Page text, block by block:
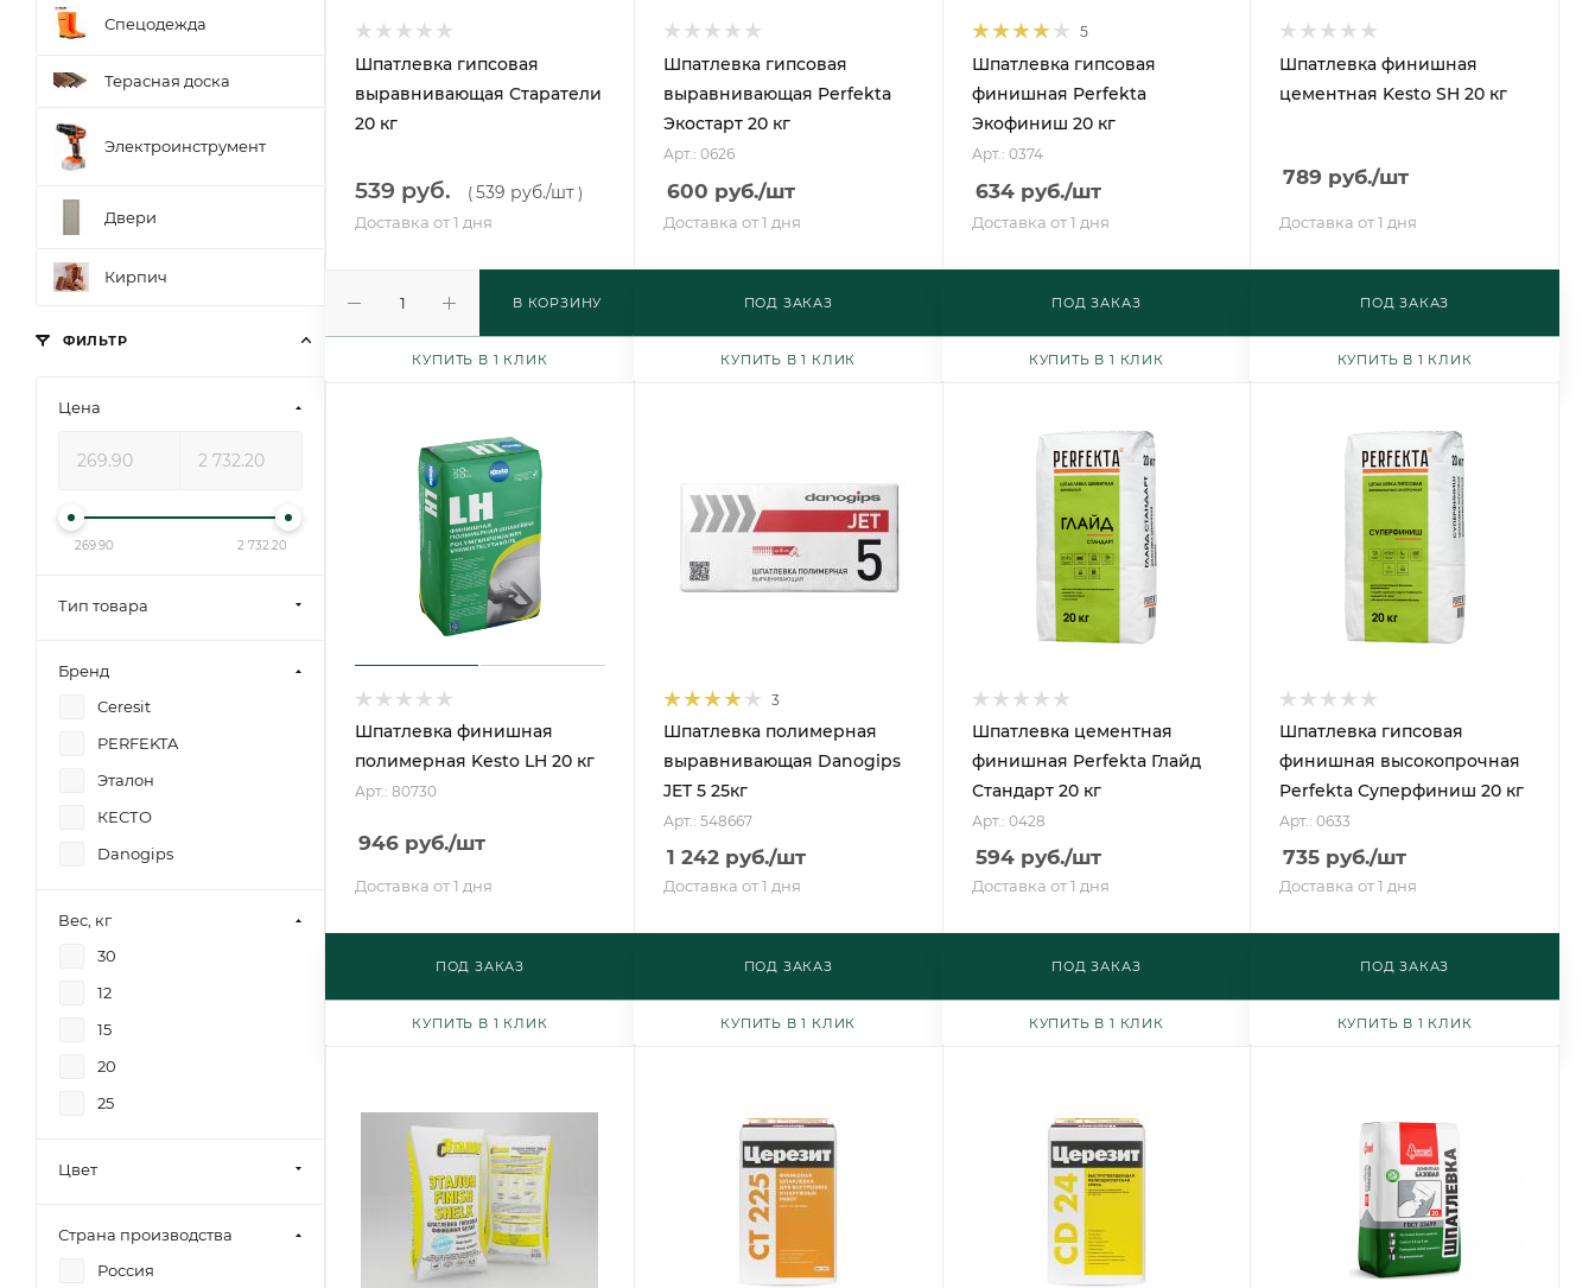
Шпатлевка гипсовая
выравнивающая Старатели
20 кг
539 руб. (539 руб./шт)
Доставка от 1 дня
В КОРЗИНУ
КУПИТЬ В 1 КЛИК
Шпатлевка гипсовая
выравнивающая Perfekta
Экостарт 20 кг
Арт.: 0626
600 руб./шт
Доставка от 1 дня
ПОД ЗАКАЗ
КУПИТЬ В 1 КЛИК
5
Шпатлевка гипсовая
финишная Perfekta
Экофиниш 20 кг
Арт.: 0374
634руб./шт
Доставка от 1 дня
ПОД ЗАКАЗ
КУПИТЬ В 1 КЛИК
Шпатлевка финишная
цементная Kesto SH 20 кг
789 руб./шт
Доставка от 1 дня
ПОД ЗАКАЗ
КУПИТЬ В 1 КЛИК
Шпатлевка финишная
полимерная Kesto LH 20 кг
Арт.: 80730
946 руб./шт
Доставка от 1 дня
ПОД ЗАКАЗ
КУПИТЬ В 1 КЛИК
3
Шпатлевка полимерная
выравнивающая Danogips
JET 5 25кг
Арт.: 548667
1 242руб./шт
Доставка от 1 дня
ПОД ЗАКАЗ
КУПИТЬ В 1 КЛИК
Шпатлевка цементная
финишная Perfekta Глайд
Стандарт 20 кг
Арт.: 0428
594руб./шт
Доставка от 1 дня
ПОД ЗАКАЗ
КУПИТЬ В 1 КЛИК
Шпатлевка гипсовая
финишная высокопрочная
Perfekta Суперфиниш 20 кг
Арт.: 0633
735 руб./шт
Доставка от 1 дня
ПОД ЗАКАЗ
КУПИТЬ В 1 КЛИК
Спецодежда
Терасная доска
Электроинструмент
Двери
Кирпич
ФИЛЬТР
Цена
269.90 2 732.20
Тип товара
Бренд
Ceresit
PERFEKTA
Эталон
КЕСТО
Danogips
Вес, кг
30
12
15
20
25
Цвет
Страна производства
Россия